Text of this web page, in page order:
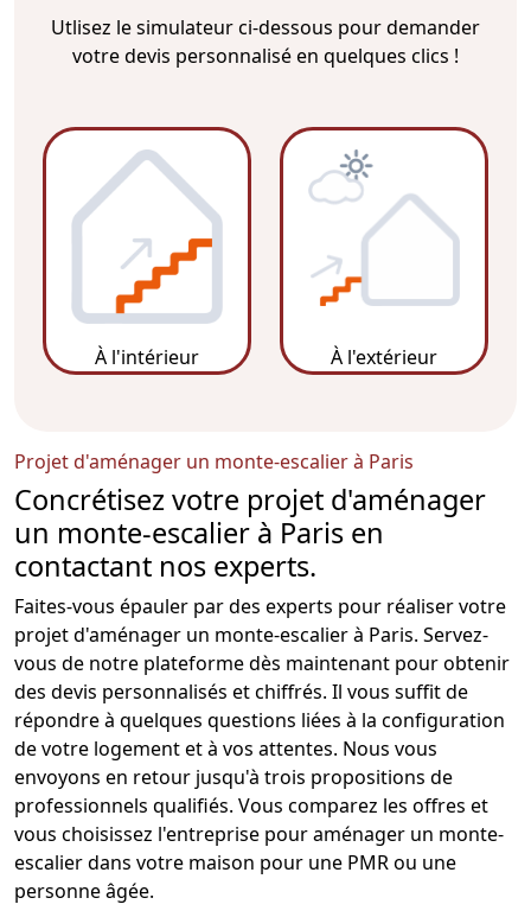
Utlisez le simulateur ci-dessous pour demander
votre devis personnalisé en quelques clics !
À l'intérieur À l'extérieur
Projet d'aménager un monte-escalier à Paris
Concrétisez votre projet d'aménager
un monte-escalier à Paris en
contactant nos experts.
Faites-vous épauler par des experts pour réaliser votre
projet d'aménager un monte-escalierà Paris. Servez-
vous de notre plateforme dès maintenant pour obtenir
des devis personnalisés et chiffrés. Il vous suffit de
répondre à quelques questions liées à la configuration
de votre logement et à vos attentes. Nous vous
envoyons en retour jusqu'à trois propositions de
professionnels qualifiés. Vous comparez les offres et
vous choisissez l'entreprise pouraménager un monte-
escalier dans votre maison pour une PMRou une
personne âgée.